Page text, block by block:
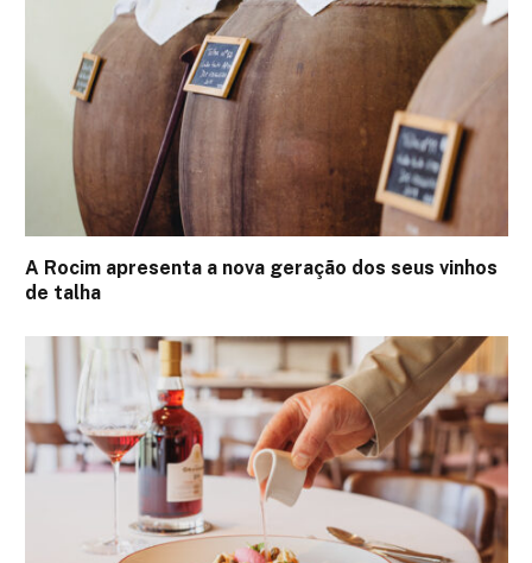
A Rocim apresenta a nova geração dos seus vinhos
de talha